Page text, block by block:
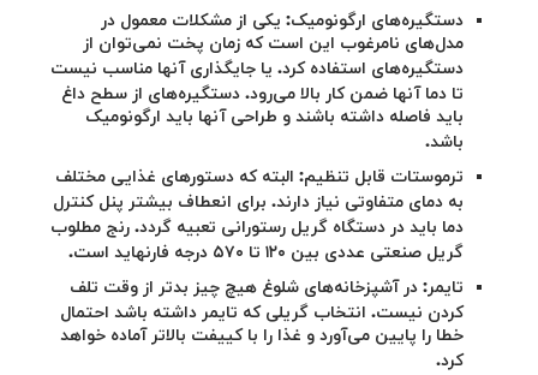
دستگیره‌های ارگونومیک: یکی از مشکلات معمول در
مدل‌های نامرغوب این است که زمان پخت نمی‌توان از
دستگیره‌های استفاده کرد. یا جایگذاری آنها مناسب نیست
تا دما آنها ضمن کار بالا می‌رود. دستگیره‌های از سطح داغ
باید فاصله داشته باشند و طراحی آنها باید ارگونومیک
باشد.
ترموستات قابل تنظیم: البته که دستورهای غذایی مختلف
به دمای متفاوتی نیاز دارند. برای انعطاف بیشتر پنل کنترل
دما باید در دستگاه گریل رستورانی تعبیه گردد. رنج مطلوب
گریل صنعتی عددی بین ۱۲۰ تا ۵۷۰ درجه فارنهاید است.
تایمر: در آشپزخانه‌های شلوغ هیچ چیز بدتر از وقت تلف
کردن نیست. انتخاب گریلی که تایمر داشته باشد احتمال
خطا را پایین می‌آورد و غذا را با کییفت بالاتر آماده خواهد
کرد.